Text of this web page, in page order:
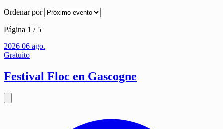
Ordenar por
Página 1 / 5
2026 06 ago.
Gratuito
Festival Floc en Gascogne